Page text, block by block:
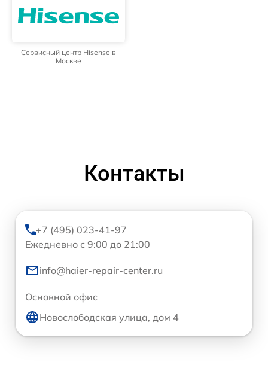
Сервисный центр Hisense в
Москве
Контакты
+7 (495) 023-41-97
Ежедневно с 9:00 до 21:00
info@haier-repair-center.ru
Основной офис
Новослободская улица, дом 4